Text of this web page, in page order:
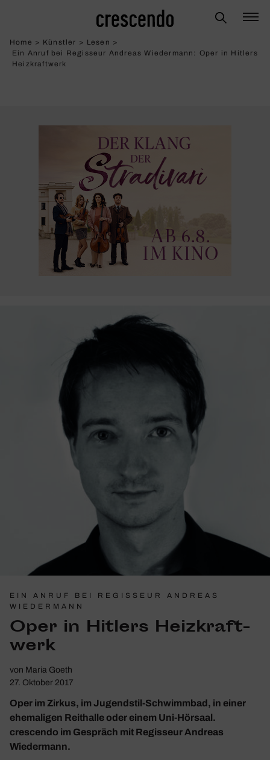
Home > Künstler > Lesen >
Ein Anruf bei Regisseur Andreas Wiedermann: Oper in Hitlers
Heiz­kraft­werk
EIN ANRUF BEI REGISSEUR ANDREAS
WIEDERMANN
Oper in Hitlers Heiz­kraft­
werk
von Maria Goeth
27. Oktober 2017
Oper im Zirkus, im Jugendstil-Schwimmbad, in einer
ehemaligen Reithalle oder einem Uni-Hörsaal.
crescendo im Gespräch mit Regisseur Andreas
Wiedermann.